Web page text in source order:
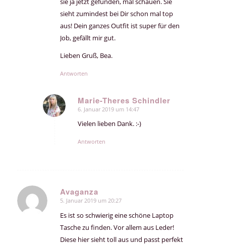
sieht zumindest bei Dir schon mal top
aus! Dein ganzes Outfit ist super für den
Job, gefällt mir gut.
Lieben Gruß, Bea.
Antworten
Marie-Theres Schindler
sagte:
6. Januar 2019 um 14:47
Vielen lieben Dank. :-)
Antworten
Avaganza
sagte:
5. Januar 2019 um 20:27
Es ist so schwierig eine schöne Laptop
Tasche zu finden. Vor allem aus Leder!
Diese hier sieht toll aus und passt perfekt